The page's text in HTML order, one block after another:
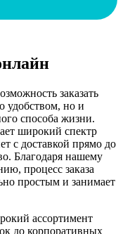
заказать
удобством, но и
способа жизни.
широкий спектр
с доставкой прямо до
Благодаря нашему
процесс заказа
простым и занимает
ассортимент
до корпоративных